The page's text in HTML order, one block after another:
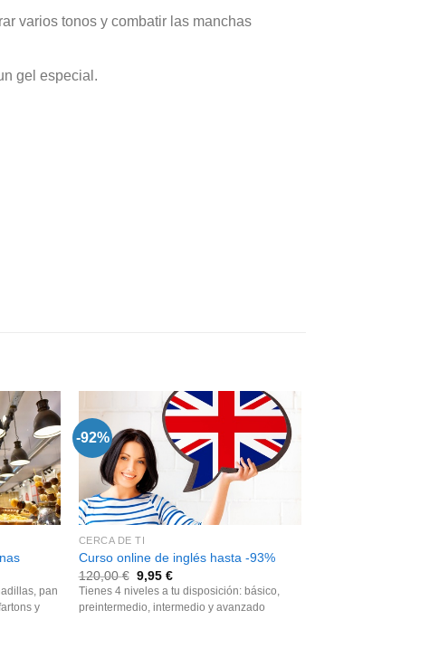
varios tonos y combatir las manchas
gel especial.
pan
y
-92%
CERCA DE TI
Curso online de inglés hasta -93%
120,00€ 9,95 €
Tienes 4 niveles a tu disposición: básico,
preintermedio, intermedio y avanzado